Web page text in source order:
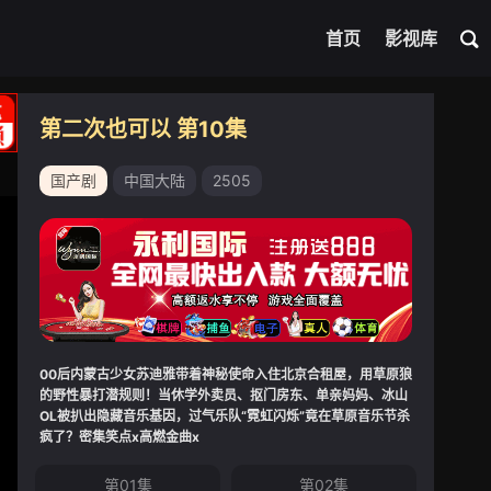
首页 影视库
第二次也可以 第10集
国产剧 中国大陆 2505
00后内蒙古少女苏迪雅带着神秘使命入住北京合租屋，用草原狼
的野性暴打潜规则！当休学外卖员、抠门房东、单亲妈妈、冰山
OL被扒出隐藏音乐基因，过气乐队“霓虹闪烁”竟在草原音乐节杀
疯了？密集笑点x高燃金曲x
第01集 第02集